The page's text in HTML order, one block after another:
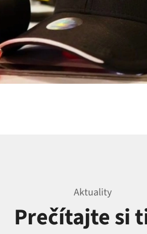
Aktuality
Prečítajte si